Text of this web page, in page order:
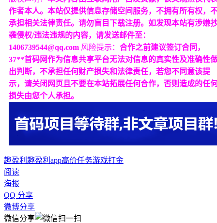
作者本人。本站仅提供信息存储空间服务，不拥有所有权，
承担相关法律责任。请勿盲目下载注册。如发现本站有涉嫌
袭侵权/违法违规的内容，请发送邮件至：
1406739544@qq.com 风险提示： 合作之前建议签订合同，
37**首码网作为信息共享平台无法对信息的真实性及准确性
出判断，不承担任何财产损失和法律责任，若您不同意该提
示，请关闭网页且不要在本站拓展任何合作，否则造成的任
损失由您个人承担。
趣盈利 趣盈利app高价任务游戏打金
阅读
海报
QQ 分享
微博分享
微信分享